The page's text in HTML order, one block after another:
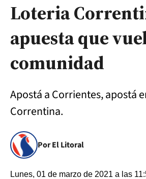
Loteria
apuesta que
comunidad
Apostá a Corrientes, apostá
Correntina.
Por El Litoral
Lunes, 01 de marzo de 2021 a las